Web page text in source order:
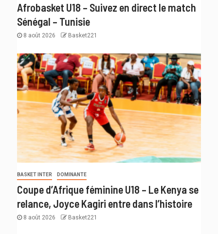
Afrobasket U18 – Suivez en direct le match
Sénégal – Tunisie
8 août 2026 Basket221
BASKET INTER DOMINANTE
Coupe d’Afrique féminine U18 – Le Kenya se
relance, Joyce Kagiri entre dans l’histoire
8 août 2026 Basket221